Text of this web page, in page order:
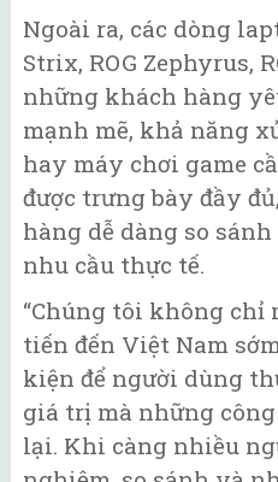
Ngoài ra, các dòng
Strix, ROG Zephyrus,
những khách hàng
mạnh mẽ, khả năng
hay máy chơi game
được trưng bày đầy
hàng dễ dàng so
nhu cầu thực tế.
“Chúng tôi không chỉ
tiến đến Việt Nam
kiện để người dùng
giá trị mà những
lại. Khi càng nhiều